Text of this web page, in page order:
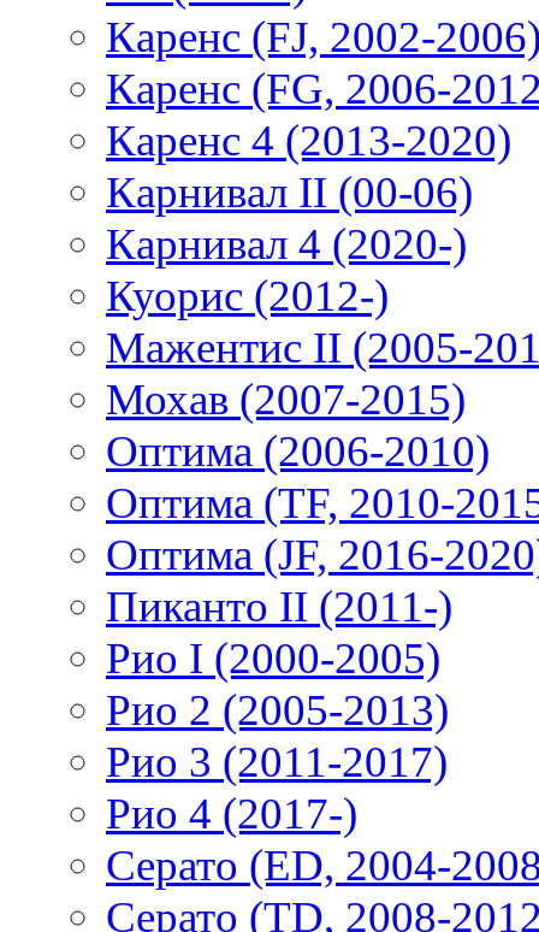
Каренс (FJ, 2002-
Каренс (FG, 2006-
Каренс 4 (2013-2020)
Карнивал II (00-06)
Карнивал 4 (2020-)
Куорис (2012-)
Мажентис II (2005-
Мохав (2007-2015)
Оптима (2006-2010)
Оптима (TF, 2010-
Оптима (JF, 2016-
Пиканто II (2011-)
Рио I (2000-2005)
Рио 2 (2005-2013)
Рио 3 (2011-2017)
Рио 4 (2017-)
Серато (ED, 2004-
Серато (TD, 2008-